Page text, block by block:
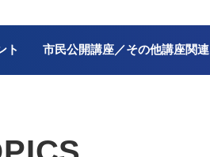
ト 市民公開講座／その他講座関連